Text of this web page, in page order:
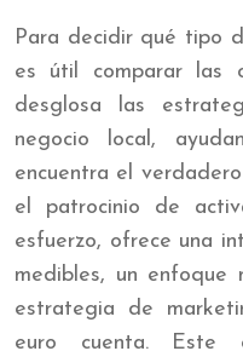
Para decidir qué tipo
es útil comparar las
desglosa las
negocio local,
encuentra el
el patrocinio de
esfuerzo, ofrece una
medibles, un enfoque
estrategia de
euro cuenta. Este